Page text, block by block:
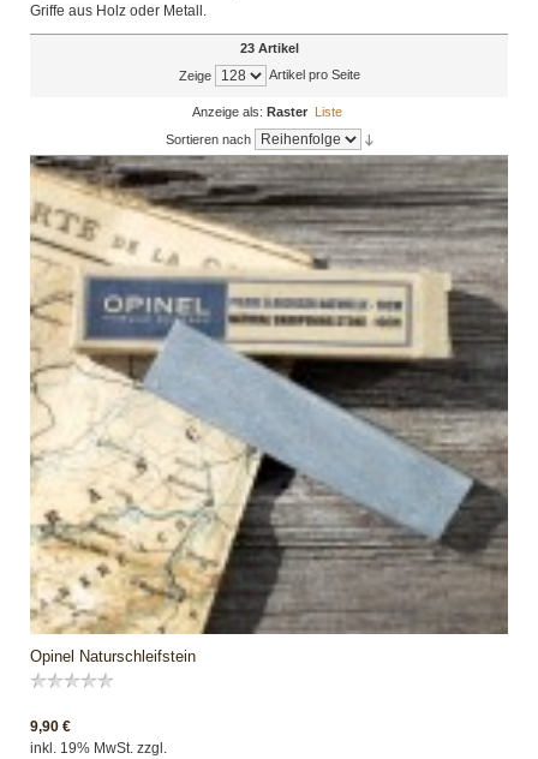
Griffe aus Holz oder Metall.
23 Artikel
Zeige
Artikel pro Seite
Anzeige als: Raster Liste
Sortieren nach
Opinel Naturschleifstein
9,90 €
inkl. 19% MwSt. zzgl.